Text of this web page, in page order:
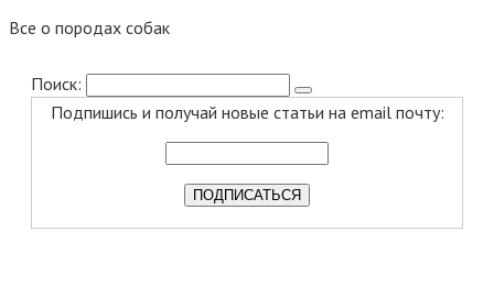
Все о породах собак
Поиск:
Подпишись и получай новые статьи на email почту: